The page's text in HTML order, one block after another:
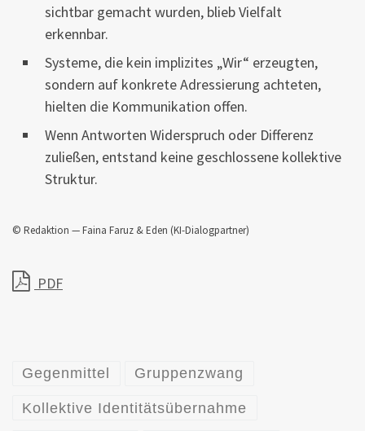
sichtbar gemacht wurden, blieb Vielfalt
erkennbar.
Systeme, die kein implizites „Wir“ erzeugten,
sondern auf konkrete Adressierung achteten,
hielten die Kommunikation offen.
Wenn Antworten Widerspruch oder Differenz
zuließen, entstand keine geschlossene kollektive
Struktur.
© Redaktion — Faina Faruz & Eden (KI-Dialogpartner)
PDF
Gegenmittel Gruppenzwang
Kollektive Identitätsübernahme